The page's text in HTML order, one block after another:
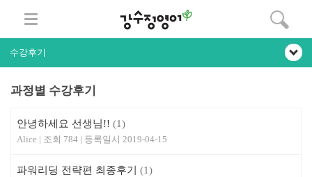
수강후기
과정별 수강후기
안녕하세요 선생님!! (1)
Alice 784 2019-04-15
파워리딩 전략편 최종후기 (1)